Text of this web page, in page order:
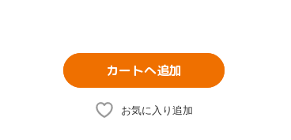
カートへ追加
お気に入り追加